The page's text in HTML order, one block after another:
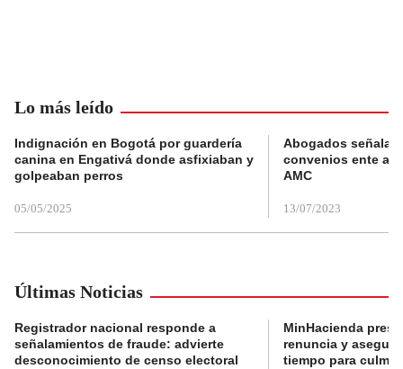
Lo más leído
Indignación en Bogotá por guardería
canina en Engativá donde asfixiaban y
golpeaban perros
05/05/2025
Abogados
convenios ente
AMC
13/07/2023
Últimas Noticias
Registrador nacional responde a
señalamientos de fraude: advierte
desconocimiento de censo electoral
MinHacienda
renuncia y
tiempo para